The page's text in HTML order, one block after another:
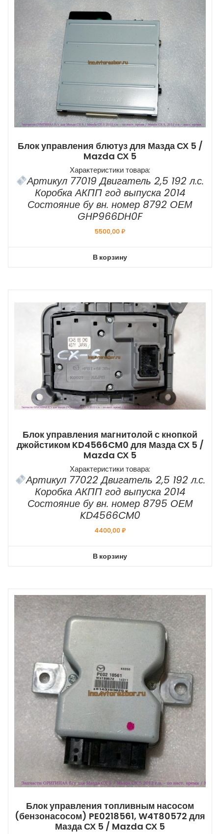
Блок управления блютуз для Мазда СХ 5 /
Mazda СХ 5
Характеристики товара:
Артикул 77019 Двигатель 2,5 192 л.с.
Коробка АКПП год выпуска 2014
Состояние бу вн. номер 8792 ОЕМ
GHP966DH0F
5500,00₽
В корзину
Блок управления магнитолой с кнопкой
джойстиком KD4566CM0 для Мазда СХ 5 /
Mazda СХ 5
Характеристики товара:
Артикул 77022 Двигатель 2,5 192 л.с.
Коробка АКПП год выпуска 2014
Состояние бу вн. номер 8795 ОЕМ
KD4566CM0
4400,00₽
В корзину
Блок управления топливным насосом
(бензонасосом) PE0218561, W4T80572 для
Мазда СХ 5 / Mazda СХ 5